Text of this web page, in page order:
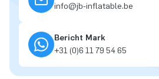
info@jb-inflatable.be
Bericht Mark
+31 (0)6 11 79 54 65